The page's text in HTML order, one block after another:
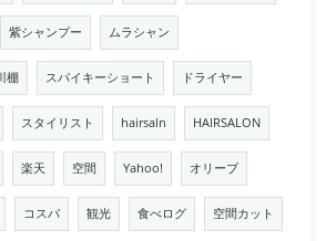
紫シャンプー ムラシャン
棚 スパイキーショート ドライヤー
スタイリスト hairsaln HAIRSALON
楽天 空間 Yahoo! オリーブ
コスパ 観光 食べログ 空間カット